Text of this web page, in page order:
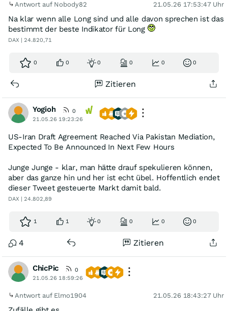
Antwort auf Nobody82 21.05.26 17:53:47 Uhr
Na klar wenn alle Long sind und alle davon sprechen ist das
bestimmt der beste Indikator für Long
DAX | 24.820,71
0 0 0 0 0 0
Zitieren
Yogioh
0
21.05.26 19:23:26
US-Iran Draft Agreement Reached Via Pakistan Mediation,
Expected To Be Announced In Next Few Hours
Junge Junge - klar, man hätte drauf spekulieren können,
aber das ganze hin und her ist echt übel. Hoffentlich endet
dieser Tweet gesteuerte Markt damit bald.
DAX | 24.802,89
1 1 0 0 0 0
4 Zitieren
ChicPic
0
21.05.26 18:59:26
Antwort auf Elmo1904 21.05.26 18:43:27 Uhr